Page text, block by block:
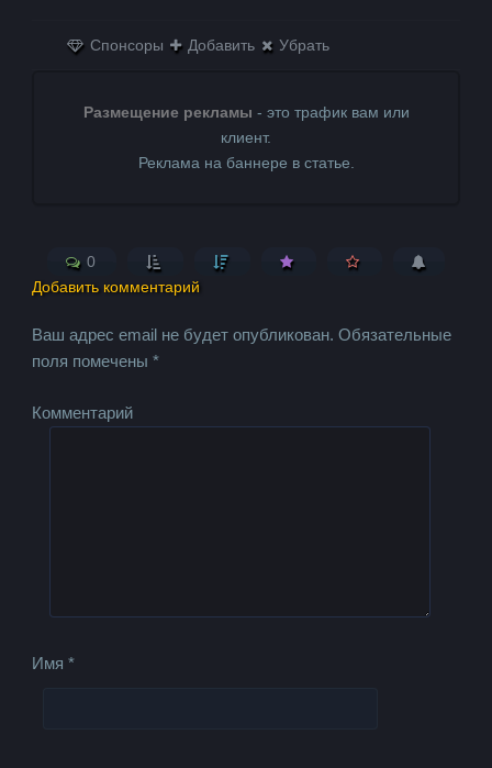
Спонсоры Добавить Убрать
Размещение рекламы - это трафик вам или
клиент.
Реклама на баннере в статье.
0
Добавить комментарий
Ваш адрес email не будет опубликован. Обязательные
поля помечены*
Комментарий
Имя*